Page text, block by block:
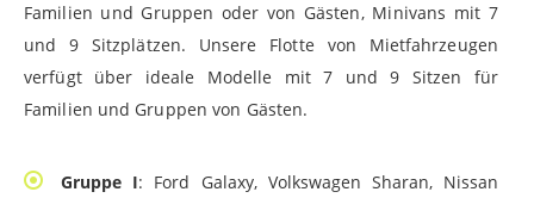
Familien und Gruppen oder von Gästen, Minivans mit 7
und 9 Sitzplätzen. Unsere Flotte von Mietfahrzeugen
verfügt über ideale Modelle mit 7 und 9 Sitzen für
Familien und Gruppen von Gästen.
Gruppe I: Ford Galaxy, Volkswagen Sharan, Nissan